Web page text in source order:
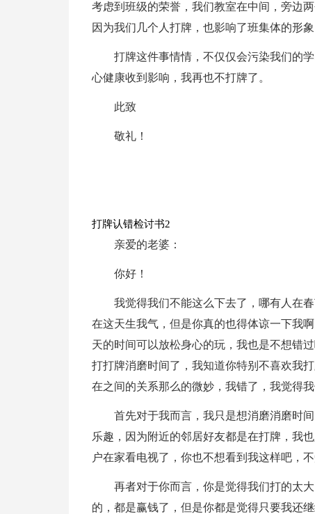
考虑到班级的荣誉，我们教室在中间，旁边
因为我们几个人打牌，也影响了班集体的形象
打牌这件事情情，不仅仅会污染我们的
心健康收到影响，我再也不打牌了。
此致
敬礼！
打牌认错检讨书2
亲爱的老婆：
你好！
我觉得我们不能这么下去了，哪有人在
在这天生我气，但是你真的也得体谅一下我
天的时间可以放松身心的玩，我也是不想错
打打牌消磨时间了，我知道你特别不喜欢我
在之间的关系那么的微妙，我错了，我觉得我
首先对于我而言，我只是想消磨消磨时
乐趣，因为附近的邻居好友都是在打牌，我
户在家看电视了，你也不想看到我这样吧，
再者对于你而言，你是觉得我们打的太
的，都是赢钱了，但是你都是觉得只要我还